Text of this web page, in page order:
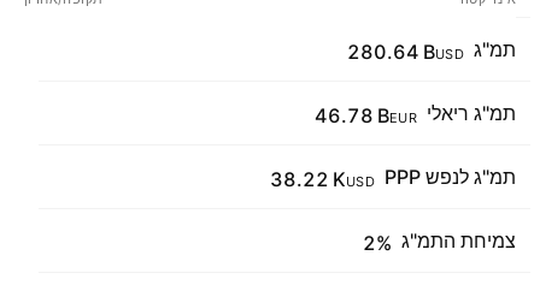
תמ"ג 280.64 BUSD
תמ"ג ריאלי 46.78 BEUR
תמ"ג לנפש PPP 38.22 KUSD
צמיחת התמ"ג 2%